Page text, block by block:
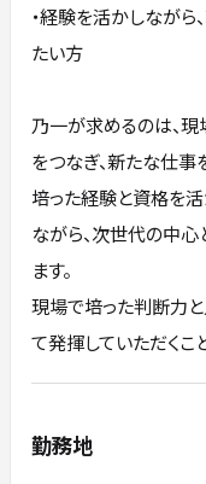
・経験を活かしなが
たい方
乃一が求めるのは、現
をつなぎ、新たな仕事
培った経験と資格を活
ながら、次世代の中
ます。
現場で培った判断力
て発揮していただくこ
勤務地